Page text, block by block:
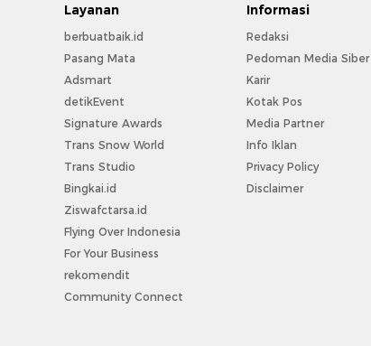
Layanan
berbuatbaik.id
Pasang Mata
Adsmart
detikEvent
Signature Awards
Trans Snow World
Trans Studio
Bingkai.id
Ziswafctarsa.id
Flying Over Indonesia
For Your Business
rekomendit
Community Connect
Informasi
Redaksi
Pedoman Media Siber
Karir
Kotak Pos
Media Partner
Info Iklan
Privacy Policy
Disclaimer